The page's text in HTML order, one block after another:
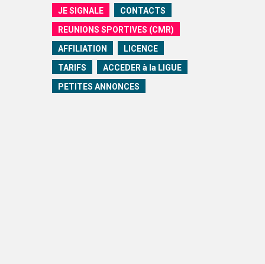
JE SIGNALE
CONTACTS
REUNIONS SPORTIVES (CMR)
AFFILIATION
LICENCE
TARIFS
ACCEDER à la LIGUE
PETITES ANNONCES